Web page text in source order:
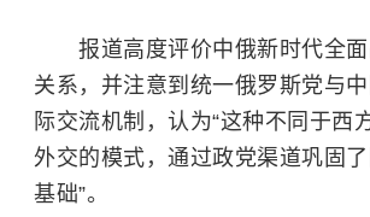
报道高度评价中俄新时代全面
关系，并注意到统一俄罗斯党与
际交流机制，认为“这种不同于西
外交的模式，通过政党渠道巩固
基础”。